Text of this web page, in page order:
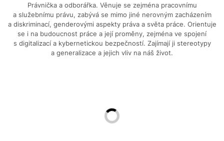
Právnička a odborářka. Věnuje se zejména pracovnímu
a služebnímu právu, zabývá se mimo jiné nerovným zacházením
a diskriminací, genderovými aspekty práva a světa práce. Orientuje
se i na budoucnost práce a její proměny, zejména ve spojení
s digitalizací a kybernetickou bezpečností. Zajímají ji stereotypy
a generalizace a jejich vliv na náš život.